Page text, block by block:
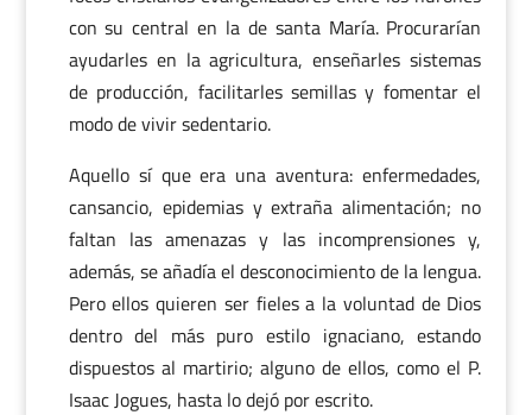
con su central en la de santa María. Procurarían
ayudarles en la agricultura, enseñarles sistemas
de producción, facilitarles semillas y fomentar el
modo de vivir sedentario.
Aquello sí que era una aventura: enfermedades,
cansancio, epidemias y extraña alimentación; no
faltan las amenazas y las incomprensiones y,
además, se añadía el desconocimiento de la lengua.
Pero ellos quieren ser fieles a la voluntad de Dios
dentro del más puro estilo ignaciano, estando
dispuestos al martirio; alguno de ellos, como el P.
Isaac Jogues, hasta lo dejó por escrito.